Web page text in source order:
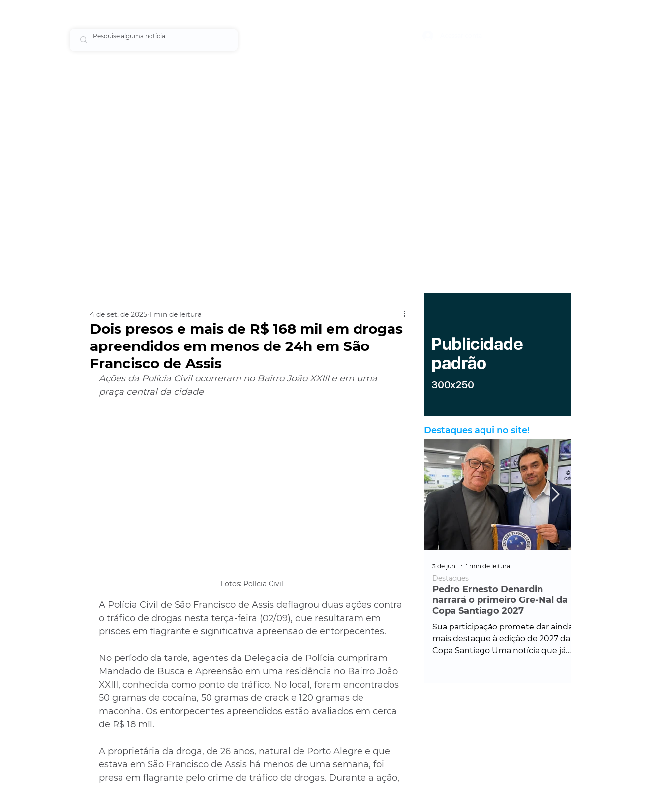
Dois presos e mais de R$ 168 mil em drogas
apreendidos em menos de 24h em São
Francisco de Assis
4 de set. de 2025 1 min de leitura
Ações da Polícia Civil ocorreram no Bairro João XXIII e em uma
praça central da cidade
Fotos: Polícia Civil
A Polícia Civil de São Francisco de Assis deflagrou duas ações contra
o tráfico de drogas nesta terça-feira (02/09), que resultaram em
prisões em flagrante e significativa apreensão de entorpecentes.
No período da tarde, agentes da Delegacia de Polícia cumpriram
Mandado de Busca e Apreensão em uma residência no Bairro João
XXIII, conhecida como ponto de tráfico. No local, foram encontrados
50 gramas de cocaína, 50 gramas de crack e 120 gramas de
maconha. Os entorpecentes apreendidos estão avaliados em cerca
de R$ 18 mil.
A proprietária da droga, de 26 anos, natural de Porto Alegre e que
estava em São Francisco de Assis há menos de uma semana, foi
presa em flagrante pelo crime de tráfico de drogas. Durante a ação,
Destaques aqui no site!
Pedro Ernesto Denardin
narrará o primeiro Gre-Nal da
Copa Santiago 2027
Sua participação promete dar ainda
mais destaque à edição de 2027 da
Copa Santiago Uma notícia que já
Destaques
3 de jun. 1 min de leitura